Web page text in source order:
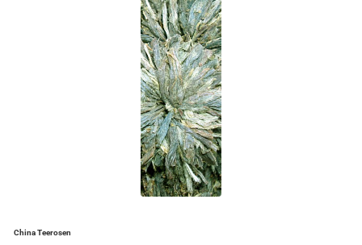
Teemischungen
China Teerosen